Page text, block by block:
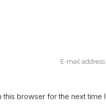
browser for the next time